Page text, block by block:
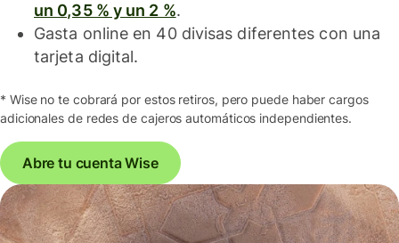
un 0,35 % y un 2 %.
Gasta online en 40 divisas diferentes con una
tarjeta digital.
* Wise no te cobrará por estos retiros, pero puede haber cargos
adicionales de redes de cajeros automáticos independientes.
Abre tu cuenta Wise